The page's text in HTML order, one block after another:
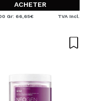
ACHETER
Gr: 66,65€ TVA Incl.